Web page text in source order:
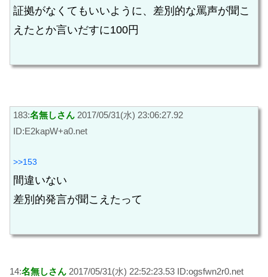
証拠がなくてもいいように、差別的な罵声が聞こ
えたとか言いだすに100円
183:名無しさん 2017/05/31(水) 23:06:27.92
ID:E2kapW+a0.net
>>153
間違いない
差別的発言が聞こえたって
14:名無しさん 2017/05/31(水) 22:52:23.53 ID:ogsfwn2r0.net